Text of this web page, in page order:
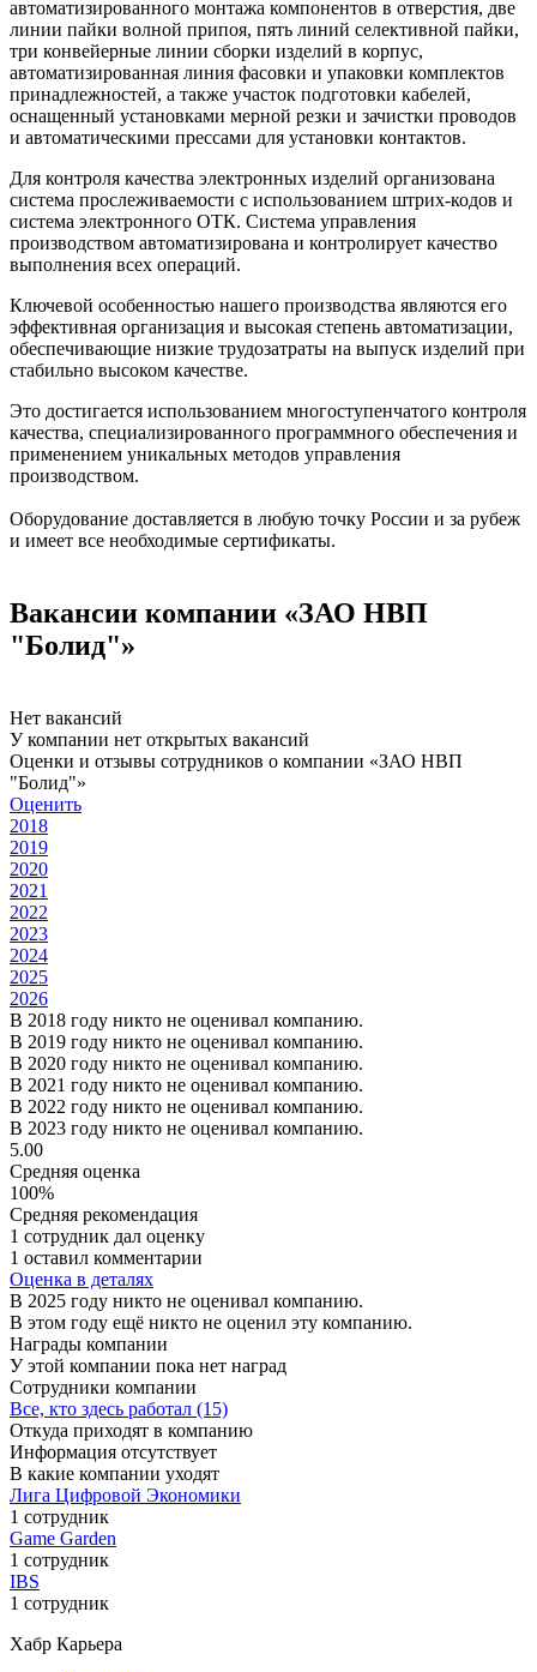
автоматизированного монтажа компонентов в отверстия, две
линии пайки волной припоя, пять линий селективной пайки,
три конвейерные линии сборки изделий в корпус,
автоматизированная линия фасовки и упаковки комплектов
принадлежностей, а также участок подготовки кабелей,
оснащенный установками мерной резки и зачистки проводов
и автоматическими прессами для установки контактов.
Для контроля качества электронных изделий организована
система прослеживаемости с использованием штрих-кодов и
система электронного ОТК. Система управления
производством автоматизирована и контролирует качество
выполнения всех операций.
Ключевой особенностью нашего производства являются его
эффективная организация и высокая степень автоматизации,
обеспечивающие низкие трудозатраты на выпуск изделий при
стабильно высоком качестве.
Это достигается использованием многоступенчатого контроля
качества, специализированного программного обеспечения и
применением уникальных методов управления
производством.
Оборудование доставляется в любую точку России и за рубеж
и имеет все необходимые сертификаты.
Вакансии компании «ЗАО НВП
"Болид"»
Нет вакансий
У компании нет открытых вакансий
Оценки и отзывы сотрудников о компании «ЗАО НВП
"Болид"»
Оценить
2018
2019
2020
2021
2022
2023
2024
2025
2026
В 2018 году никто не оценивал компанию.
В 2019 году никто не оценивал компанию.
В 2020 году никто не оценивал компанию.
В 2021 году никто не оценивал компанию.
В 2022 году никто не оценивал компанию.
В 2023 году никто не оценивал компанию.
5.00
Средняя оценка
100%
Средняя рекомендация
1 сотрудник дал оценку
1 оставил комментарии
Оценка в деталях
В 2025 году никто не оценивал компанию.
В этом году ещё никто не оценил эту компанию.
Награды компании
У этой компании пока нет наград
Сотрудники компании
Все, кто здесь работал (15)
Откуда приходят в компанию
Информация отсутствует
В какие компании уходят
Лига Цифровой Экономики
1 сотрудник
Game Garden
1 сотрудник
IBS
1 сотрудник
Хабр Карьера